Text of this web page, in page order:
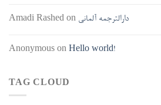
Amadi Rashed on دارالترجمه آلمانی
Anonymous on Hello world!
TAG CLOUD